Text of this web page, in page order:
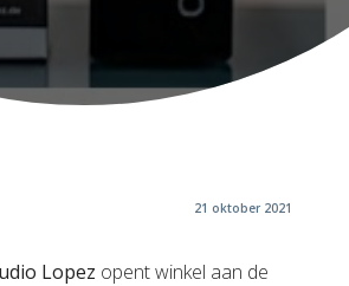
21 oktober 2021
Lopez opent winkel aan de